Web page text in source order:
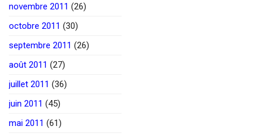
novembre 2011 (26)
octobre 2011 (30)
septembre 2011 (26)
août 2011 (27)
juillet 2011 (36)
juin 2011 (45)
mai 2011 (61)